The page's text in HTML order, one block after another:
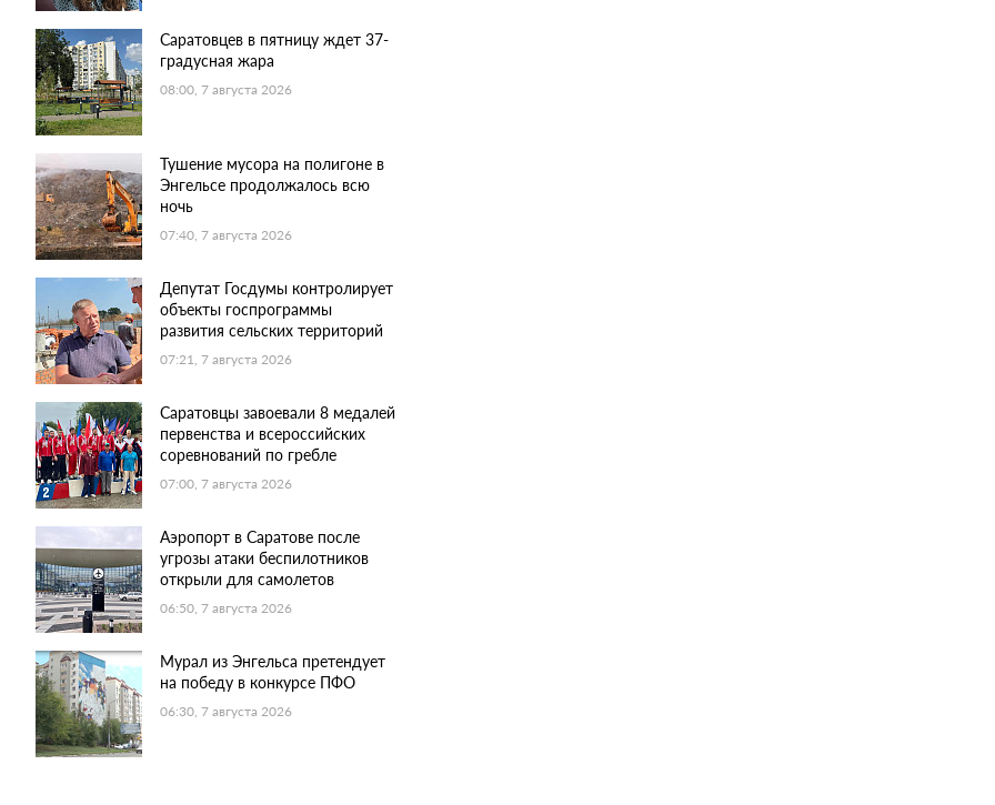
Саратовцев в пятницу ждет 37-
градусная жара
08:00, 7 августа 2026
Тушение мусора на полигоне в
Энгельсе продолжалось всю
ночь
07:40, 7 августа 2026
Депутат Госдумы контролирует
объекты госпрограммы
развития сельских территорий
07:21, 7 августа 2026
Саратовцы завоевали 8 медалей
первенства и всероссийских
соревнований по гребле
07:00, 7 августа 2026
Аэропорт в Саратове после
угрозы атаки беспилотников
открыли для самолетов
06:50, 7 августа 2026
Мурал из Энгельса претендует
на победу в конкурсе ПФО
06:30, 7 августа 2026